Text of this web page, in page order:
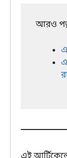
আরও